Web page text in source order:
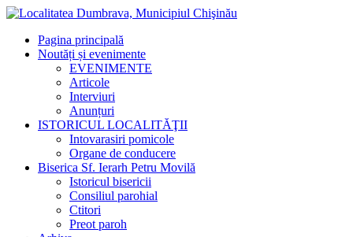
Pagina principală
Noutăți și evenimente
EVENIMENTE
Articole
Interviuri
Anunțuri
ISTORICUL LOCALITĂŢII
Intovarasiri pomicole
Organe de conducere
Biserica Sf. Ierarh Petru Movilă
Istoricul bisericii
Consiliul parohial
Ctitori
Preot paroh